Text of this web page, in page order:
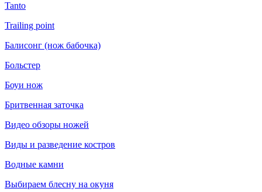
Tanto
Trailing point
Балисонг (нож бабочка)
Больстер
Боуи нож
Бритвенная заточка
Видео обзоры ножей
Виды и разведение костров
Водные камни
Выбираем блесну на окуня